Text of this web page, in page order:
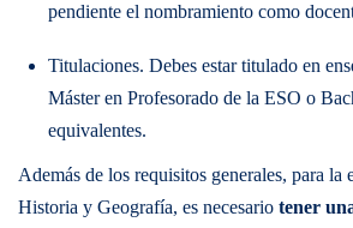
pendiente el nombramiento como
Titulaciones. Debes estar titulado en
Máster en Profesorado de la ESO o
equivalentes.
Además de los requisitos generales, para la
Historia y Geografía, es necesario tener